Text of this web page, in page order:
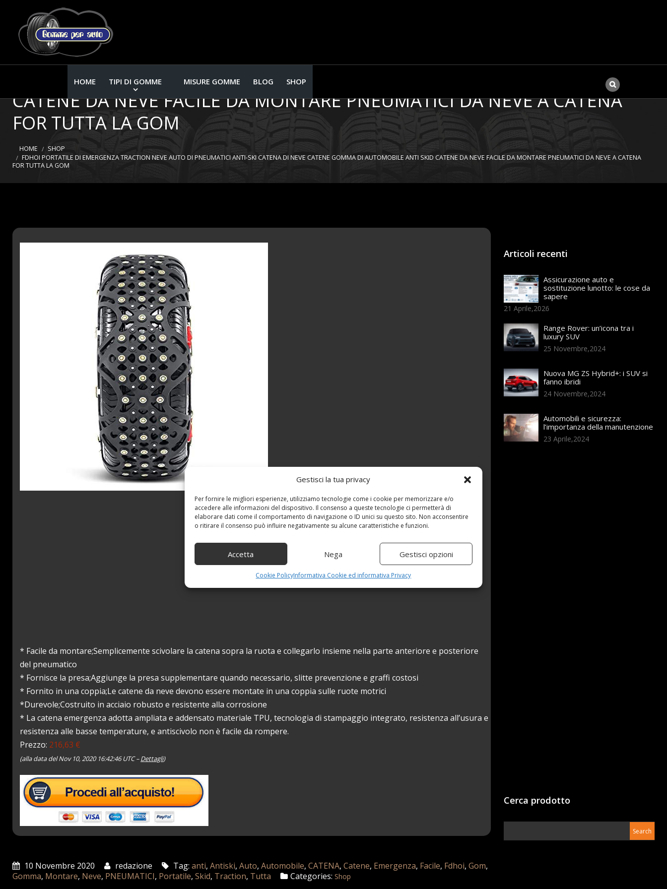
Gestisci la tua privacy
Per fornire le migliori esperienze, utilizziamo tecnologie come i cookie per memorizzare e/o
accedere alle informazioni del dispositivo. Il consenso a queste tecnologie ci permetterà di
elaborare dati come il comportamento di navigazione o ID unici su questo sito. Non acconsentire
o ritirare il consenso può influire negativamente su alcune caratteristiche e funzioni.
Accetta Nega Gestisci opzioni
Cookie PolicyInformativa Cookie ed informativa Privacy
HOME TIPI DI GOMME MISURE GOMME BLOG SHOP
FDHOI PORTATILE DI EMERGENZA TRACTION NEVE AUTO DI PNEUMATICI
ANTI-SKI CATENA DI NEVE CATENE GOMMA DI AUTOMOBILE ANTI SKID
CATENE DA NEVE FACILE DA MONTARE PNEUMATICI DA NEVE A CATENA
FOR TUTTA LA GOM
HOME
SHOP
FDHOI PORTATILE DI EMERGENZA TRACTION NEVE AUTO DI PNEUMATICI ANTI-SKI CATENA DI NEVE CATENE GOMMA DI AUTOMOBILE ANTI SKID CATENE DA NEVE FACILE DA MONTARE PNEUMATICI DA NEVE A CATENA
FOR TUTTA LA GOM
* Facile da montare;Semplicemente scivolare la catena sopra la ruota e collegarlo insieme nella parte anteriore e posteriore
del pneumatico
* Fornisce la presa;Aggiunge la presa supplementare quando necessario, slitte prevenzione e graffi costosi
* Fornito in una coppia;Le catene da neve devono essere montate in una coppia sulle ruote motrici
*Durevole;Costruito in acciaio robusto e resistente alla corrosione
* La catena emergenza adotta ampliata e addensato materiale TPU, tecnologia di stampaggio integrato, resistenza all’usura e
resistenza alle basse temperature, e antiscivolo non è facile da rompere.
Prezzo: 216,63 €
(alla data del Nov 10, 2020 16:42:46 UTC –Dettagli)
10 Novembre 2020 redazione Tag:anti,Antiski,Auto,Automobile,CATENA,Catene, Emergenza, Facile, Fdhoi,Gom,
Gomma, Montare, Neve, PNEUMATICI, Portatile,Skid, Traction, Tutta Categories: Shop
Articoli recenti
Assicurazione auto e
sostituzione lunotto: le cose da
sapere
21 Aprile,2026
Range Rover: un’icona tra i
luxury SUV
25 Novembre,2024
Nuova MG ZS Hybrid+: i SUV si
fanno ibridi
24 Novembre,2024
Automobili e sicurezza:
l’importanza della manutenzione
23 Aprile,2024
Cerca prodotto